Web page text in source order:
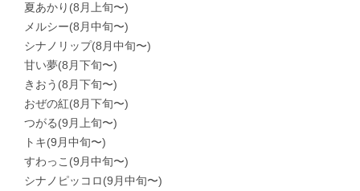
夏あかり(8月上旬〜)
メルシー(8月中旬〜)
シナノリップ(8月中旬〜)
甘い夢(8月下旬〜)
きおう(8月下旬〜)
おぜの紅(8月下旬〜)
つがる(9月上旬〜)
トキ(9月中旬〜)
すわっこ(9月中旬〜)
シナノピッコロ(9月中旬〜)